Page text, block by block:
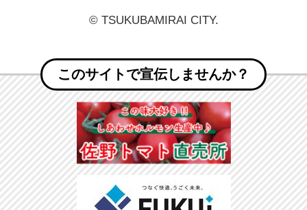
© TSUKUBAMIRAI CITY.
このサイトで宣伝しませんか？